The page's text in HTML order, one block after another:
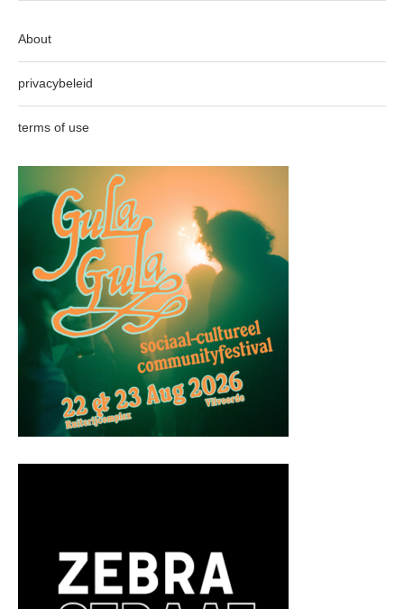
About
privacybeleid
terms of use